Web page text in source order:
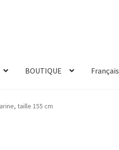
BOUTIQUE Français
taille 155 cm